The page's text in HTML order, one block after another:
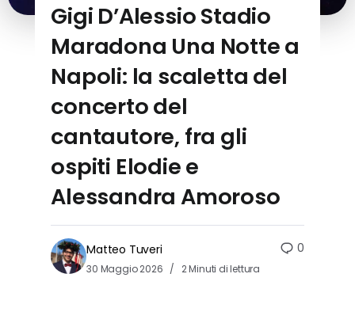
Gigi D’Alessio Stadio
Maradona Una Notte a
Napoli: la scaletta del
concerto del
cantautore, fra gli
ospiti Elodie e
Alessandra Amoroso
Matteo Tuveri
30 Maggio 2026 2 Minuti di lettura
0